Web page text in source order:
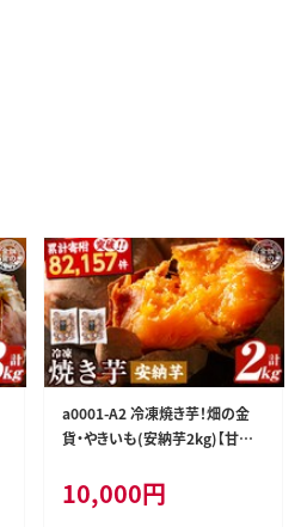
a0001-A2 冷凍焼き芋！畑の金
貨・やきいも(安納芋2kg)【甘い
冷凍 焼芋 やきいも さつまいも
さつま芋 熟成 蜜
10,000円